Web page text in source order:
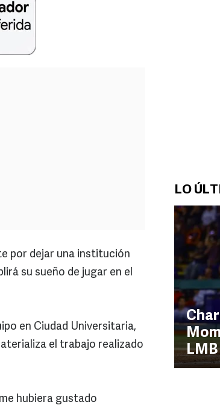
LO
LMB
por dejar una institución
su sueño de jugar en el
en Ciudad Universitaria,
el trabajo realizado
hubiera gustado